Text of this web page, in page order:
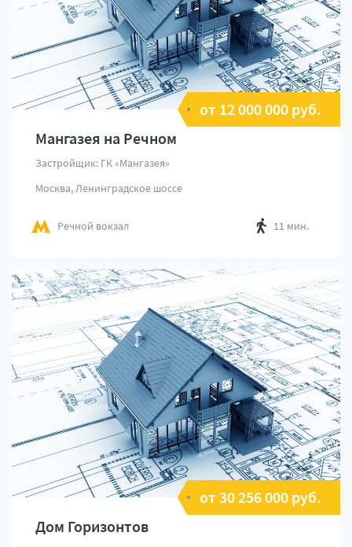
от 12 000 000 руб.
Мангазея на Речном
Застройщик: ГК «Мангазея»
Москва, Ленинградское шоссе
Речной вокзал 11 мин.
от 30 256 000 руб.
Дом Горизонтов